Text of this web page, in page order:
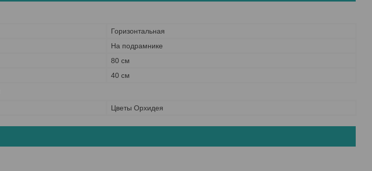
Горизонтальная
На подрамнике
80 см
40 см
Цветы Орхидея